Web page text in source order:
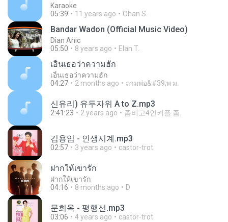
Karaoke
05:39
11 years ago Ohan S.
Bandar Wadon (Official Music Video)
Dian Anic
05:50
8 years ago Elan T.
เอิ้นเธอว่าความฮัก
เอิ้นเธอว่าความฮัก
04:27
2 months ago ถามพ่อ&#39;พ ม.
신유리) 유두자위 A to Z.mp3
2:41:23 2 years ago 좀비고4인커플 좀.
김용임 - 인생시계.mp3
02:57 3 years ago castor-trot
ฝากให้เขารัก
ฝากให้เขารัก
04:16
8 months ago D
문희옥 - 평행선.mp3
03:06 4 years ago castor-trot